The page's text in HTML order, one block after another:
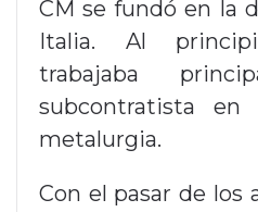
CM se fundó en la
Italia. Al
trabajaba
subcontratista
metalurgia.
Con el pasar de los